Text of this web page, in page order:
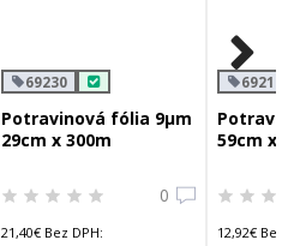
69230
Potravinová fólia 9µm
29cm x 300m
0
21,40€ Bez DPH:
69216
59cm x
12,92€ Bez